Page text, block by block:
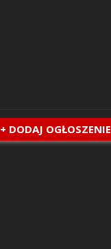
+ DODAJ OGŁOSZENIE